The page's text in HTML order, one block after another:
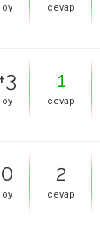
oy cevap
oy
1
cevap
0
oy
2
cevap